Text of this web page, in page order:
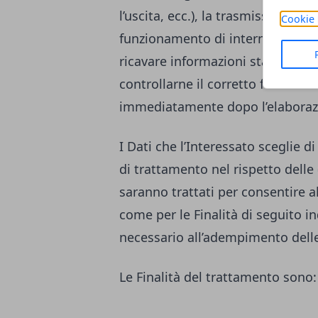
Cookie
l’uscita, ecc.), la trasmissione
funzionamento di internet. Tali
ricavare informazioni statistiche
controllarne il corretto
immediatamente dopo
I Dati che l’Interessato sceglie
di trattamento nel rispetto delle
saranno trattati per consentire
come per le Finalità di seguito
necessario all’adempimento
Le Finalità del trattamento sono: